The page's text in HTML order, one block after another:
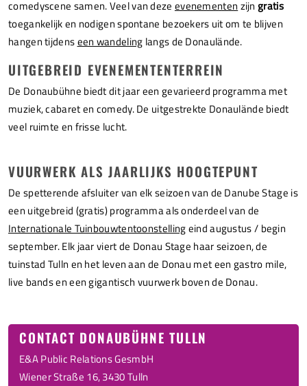
comedyscene samen. Veel van deze evenementen zijngratis
toegankelijk en nodigen spontane bezoekers uit om te blijven
hangen tijdenseen wandeling langs de Donaulände.
UITGEBREID EVENEMENTENTERREIN
De Donaubühne biedt dit jaar een gevarieerd programma met
muziek, cabaret en comedy. De uitgestrekte Donaulände biedt
veel ruimte en frisse lucht.
VUURWERK ALS JAARLIJKS HOOGTEPUNT
De spetterende afsluiter van elk seizoen van de Danube Stage is
een uitgebreid (gratis) programma als onderdeel van de
Internationale Tuinbouwtentoonstellingeind augustus / begin
september. Elk jaar viert de Donau Stage haar seizoen, de
tuinstad Tulln en het leven aan de Donau met een gastro mile,
live bands en een gigantisch vuurwerk boven de Donau.
CONTACT DONAUBÜHNE TULLN
E&A Public Relations GesmbH
Wiener Straße 16, 3430 Tulln